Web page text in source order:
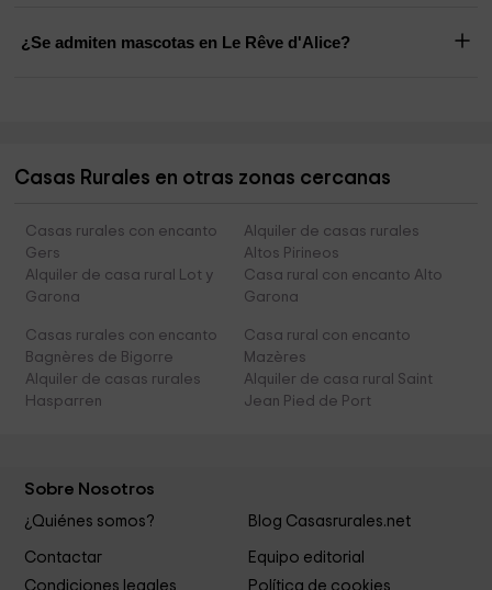
¿Se admiten mascotas en Le Rêve d'Alice?
Casas Rurales en otras zonas cercanas
Casas rurales con encanto
Gers
Alquiler de casas rurales
Altos Pirineos
Alquiler de casa rural Lot y
Garona
Casa rural con encanto Alto
Garona
Casas rurales con encanto
Bagnères de Bigorre
Casa rural con encanto
Mazères
Alquiler de casas rurales
Hasparren
Alquiler de casa rural Saint
Jean Pied de Port
Sobre Nosotros
¿Quiénes somos? Blog Casasrurales.net
Contactar
Equipo editorial
Condiciones legales
Política de cookies